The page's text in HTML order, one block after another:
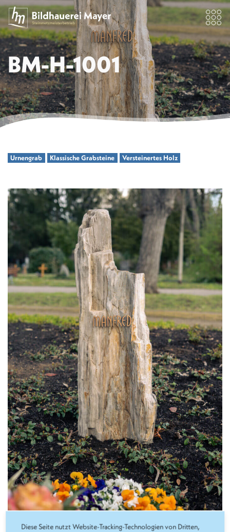
BM-H-1001
Urnengrab Klassische Grabsteine Versteinertes Holz
Diese Seite nutzt Website-Tracking-Technologien von Dritten,